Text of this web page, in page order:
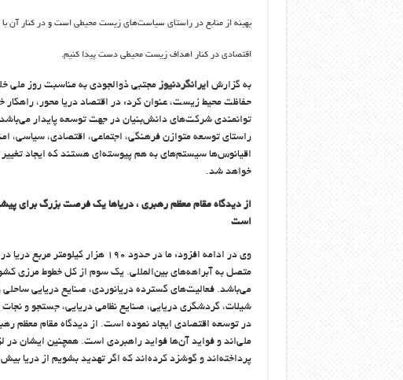
بهینه از منابع در راستای سیاست‌های زیست محیطی است و در کنار آن با
اقتصادی در کنار اهداف زیست محیطی دست پیدا کنیم.
به گزارشایرانگردنیوز مجتبی ذوالجودی به مناسبت روز ملی
حفاظت محیط زیست، عنوان کرد: در اقتصاد دریا محور،
توانمندی شرکت‌های دانش‌بنیان در جهت توسعه پایدار می‌باشد.
راستای توسعه متوازن فرهنگی، اجتماعی، اقتصادی، سیاسی،
اقیانوس‌ها سیستم‌های به هم پیوسته‌ای هستند که ایجاد
خواهد شد.
از دیدگاه مقام معظم رهبری ، دریاها یک فرصت بزرگ برای
است
وی در ادامه افزود: ما در حدود ۱۹۰
می‌باشد. فعالیت‌های گسترده دریانوردی، صنایع دریایی
شیلات، گردشگری دریایی، صنایع نظامی دریایی، جستجو و
در توسعه اقتصادی ایجاد نموده است. از دیدگاه مقام معظم
ملی‌اند و فواید آن‌ها فواید راهبردی است. همچنین ایشان در
پرداخته‌اند و گوشزد کرده‌اند که اگر تهدید بشویم از دریا